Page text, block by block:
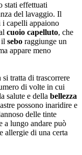
stati effettuati
del lavaggio. Il
capelli appaiono
cuoio capelluto, che
il sebo raggiunge un
appare meno
tratta di trascorrere
di volte in cui
salute e della bellezza
possono inaridire e
delle tinte
a lungo andare può
allergie di una certa